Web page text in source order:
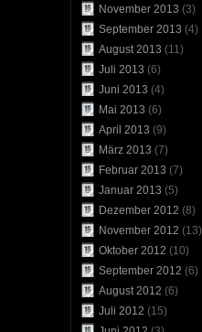
November 2013 (3)
September 2013 (4)
August 2013 (11)
Juli 2013 (6)
Juni 2013 (4)
Mai 2013 (6)
April 2013 (9)
März 2013 (7)
Februar 2013 (7)
Januar 2013 (5)
Dezember 2012 (8)
November 2012 (13)
Oktober 2012 (10)
September 2012 (6)
August 2012 (6)
Juli 2012 (15)